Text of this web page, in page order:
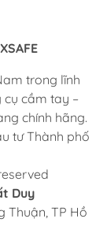
trong lĩnh
cầm tay –
chính hãng.
tư Thành phố
Duy
Thuận, TP Hồ